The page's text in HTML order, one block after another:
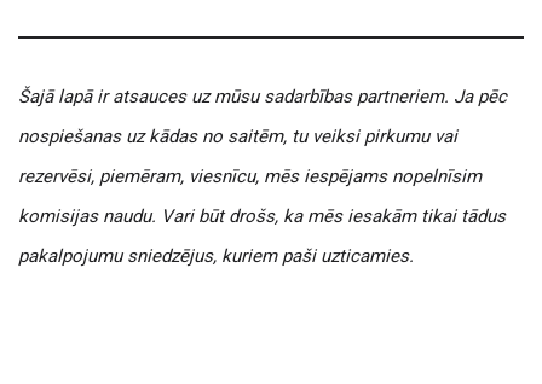
Šajā lapā ir atsauces uz mūsu sadarbības partneriem. Ja pēc
nospiešanas uz kādas no saitēm, tu veiksi pirkumu vai
rezervēsi, piemēram, viesnīcu, mēs iespējams nopelnīsim
komisijas naudu. Vari būt drošs, ka mēs iesakām tikai tādus
pakalpojumu sniedzējus, kuriem paši uzticamies.